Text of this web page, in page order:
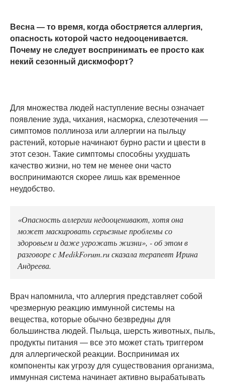
Весна — то время, когда обостряется аллергия,
опасность которой часто недооценивается.
Почему не следует воспринимать ее просто как
некий сезонный дискмофорт?
Для множества людей наступление весны означает
появление зуда, чихания, насморка, слезотечения —
симптомов поллиноза или аллергии на пыльцу
растений, которые начинают бурно расти и цвести в
этот сезон. Такие симптомы способны ухудшать
качество жизни, но тем не менее они часто
воспринимаются скорее лишь как временное
неудобство.
«Опасность аллергии недооценивают, хотя она
может маскировать серьезные проблемы со
здоровьем и даже угрожать жизни», - об этом в
разговоре с MedikForum.ru сказала терапевт Ирина
Андреева.
Врач напомнила, что аллергия представляет собой
чрезмерную реакцию иммунной системы на
вещества, которые обычно безвредны для
большинства людей. Пыльца, шерсть животных, пыль,
продукты питания — все это может стать триггером
для аллергической реакции. Воспринимая их
компоненты как угрозу для существования организма,
иммунная система начинает активно вырабатывать